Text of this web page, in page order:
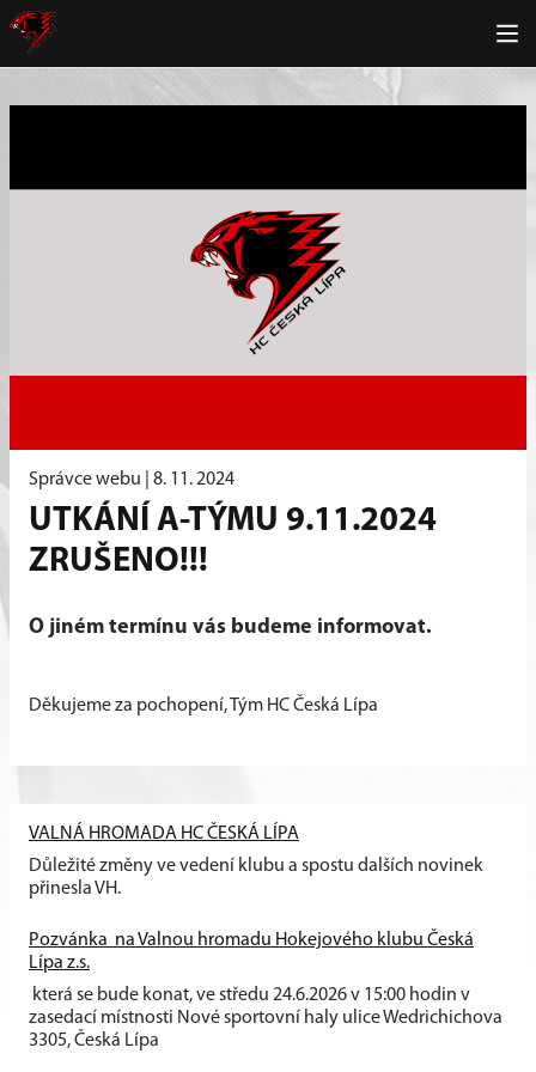
Správce webu | 8. 11. 2024
UTKÁNÍ A-TÝMU 9.11.2024
ZRUŠENO!!!
O jiném termínu vás budeme informovat.
Děkujeme za pochopení, Tým HC Česká Lípa
VALNÁ HROMADA HC ČESKÁ LÍPA
Důležité změny ve vedení klubu a spostu dalších novinek
přinesla VH.
Pozvánka na Valnou hromadu Hokejového klubu Česká
Lípa z.s.
která se bude konat, ve středu 24.6.2026 v 15:00 hodin v
zasedací místnosti Nové sportovní haly ulice Wedrichichova
3305, Česká Lípa